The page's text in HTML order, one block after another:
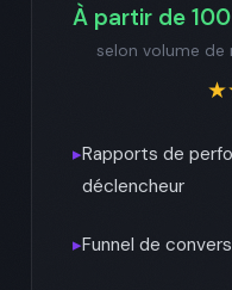
À partir de
selon volume de
▸Rapports de
déclencheur
▸Funnel de